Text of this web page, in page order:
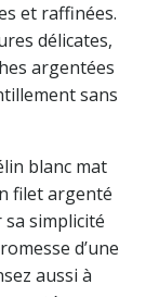
et raffinées.
délicates,
argentées
sans
blanc mat
filet argenté
simplicité
d’une
aussi à